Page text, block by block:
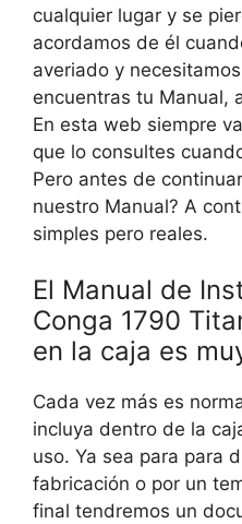
cualquier lugar y se
acordamos de él
averiado y
encuentras tu Manual,
En esta web siempre
que lo consultes
Pero antes de
nuestro Manual? A
simples pero reales.
El Manual de
Conga 1790
en la caja es
Cada vez más es
incluya dentro de la
uso. Ya sea para para
fabricación o por un
final tendremos un